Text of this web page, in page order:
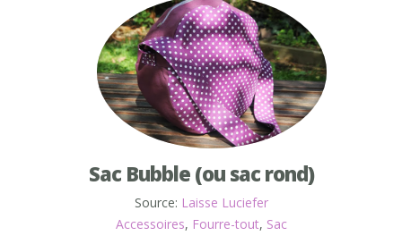
Sac Bubble (ou sac rond)
Source: Laisse Luciefer
Accessoires, Fourre-tout, Sac